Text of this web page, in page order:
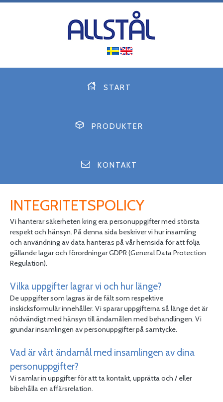
START
PRODUKTER
KONTAKT
INTEGRITETSPOLICY
Vi hanterar säkerheten kring era personuppgifter med största
respekt och hänsyn. På denna sida beskriver vi hur insamling
och användning av data hanteras på vår hemsida för att följa
gällande lagar och förordningar GDPR (General Data Protection
Regulation).
Vilka uppgifter lagrar vi och hur länge?
De uppgifter som lagras är de fält som respektive
inskicksformulär innehåller. Vi sparar uppgifterna så länge det är
nödvändigt med hänsyn till ändamålen med behandlingen. Vi
grundar insamlingen av personuppgifter på samtycke.
Vad är vårt ändamål med insamlingen av dina
personuppgifter?
Vi samlar in uppgifter för att ta kontakt, upprätta och / eller
bibehålla en affärsrelation.